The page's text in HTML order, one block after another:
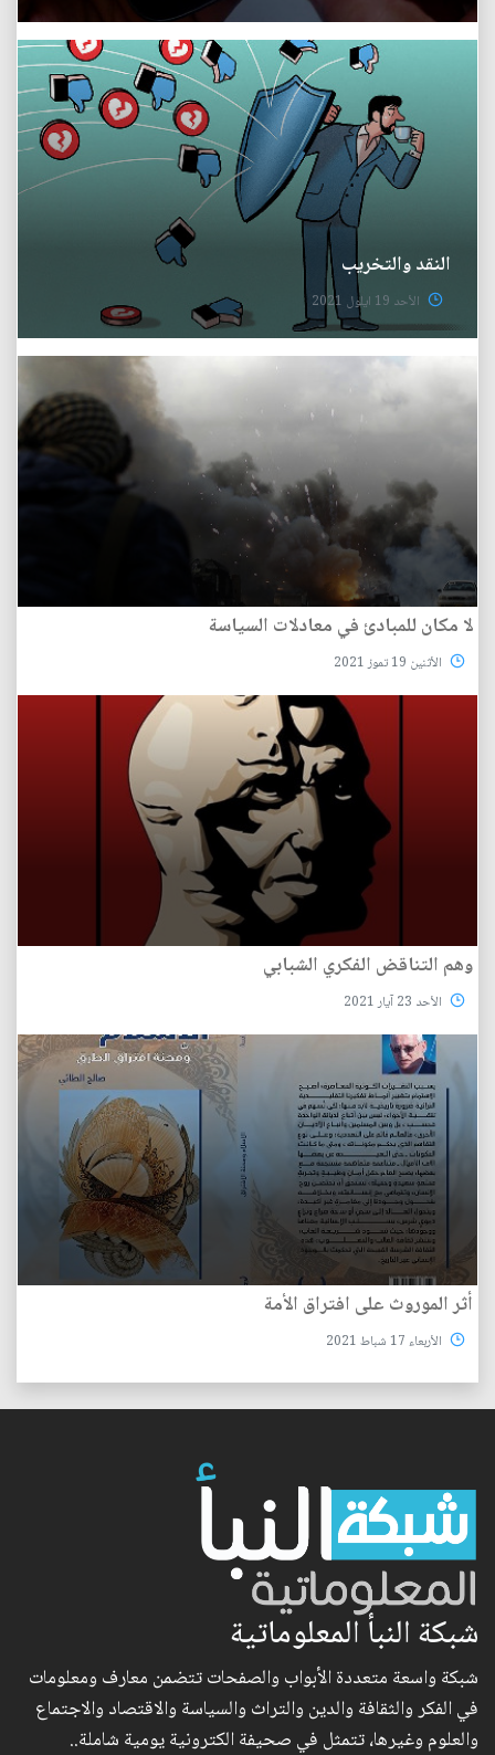
النقد والتخريب
الأحد 19 ايلول 2021
لا مكان للمبادئ في معادلات السياسة
الأثنين 19 تموز 2021
وهم التناقض الفكري الشبابي
الأحد 23 آيار 2021
أثر الموروث على افتراق الأمة
الأربعاء 17 شباط 2021
شبكة النبأ المعلوماتية
شبكة واسعة متعددة الأبواب والصفحات تتضمن معارف ومعلومات
في الفكر والثقافة والدين والتراث والسياسة والاقتصاد والاجتماع
والعلوم وغيرها، تتمثل في صحيفة الكترونية يومية شاملة..